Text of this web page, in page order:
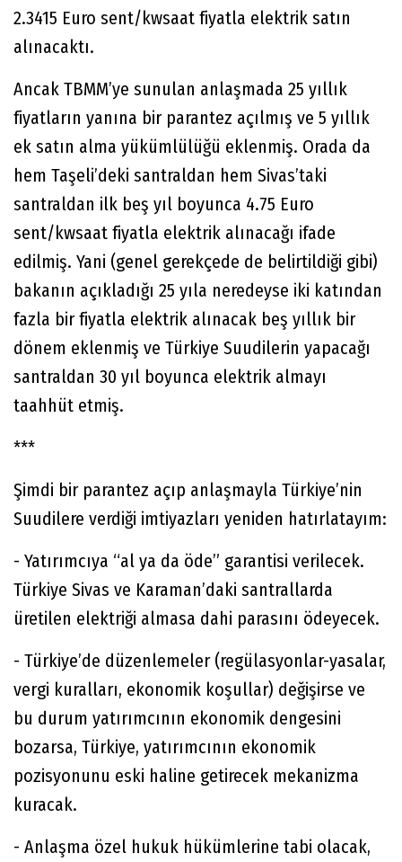
2.3415 Euro sent/kwsaat fiyatla elektrik satın
alınacaktı.
Ancak TBMM’ye sunulan anlaşmada 25 yıllık
fiyatların yanına bir parantez açılmış ve 5 yıllık
ek satın alma yükümlülüğü eklenmiş. Orada da
hem Taşeli’deki santraldan hem Sivas’taki
santraldan ilk beş yıl boyunca 4.75 Euro
sent/kwsaat fiyatla elektrik alınacağı ifade
edilmiş. Yani (genel gerekçede de belirtildiği gibi)
bakanın açıkladığı 25 yıla neredeyse iki katından
fazla bir fiyatla elektrik alınacak beş yıllık bir
dönem eklenmiş ve Türkiye Suudilerin yapacağı
santraldan 30 yıl boyunca elektrik almayı
taahhüt etmiş.
***
Şimdi bir parantez açıp anlaşmayla Türkiye’nin
Suudilere verdiği imtiyazları yeniden hatırlatayım:
- Yatırımcıya “al ya da öde” garantisi verilecek.
Türkiye Sivas ve Karaman’daki santrallarda
üretilen elektriği almasa dahi parasını ödeyecek.
- Türkiye’de düzenlemeler (regülasyonlar-yasalar,
vergi kuralları, ekonomik koşullar) değişirse ve
bu durum yatırımcının ekonomik dengesini
bozarsa, Türkiye, yatırımcının ekonomik
pozisyonunu eski haline getirecek mekanizma
kuracak.
- Anlaşma özel hukuk hükümlerine tabi olacak,